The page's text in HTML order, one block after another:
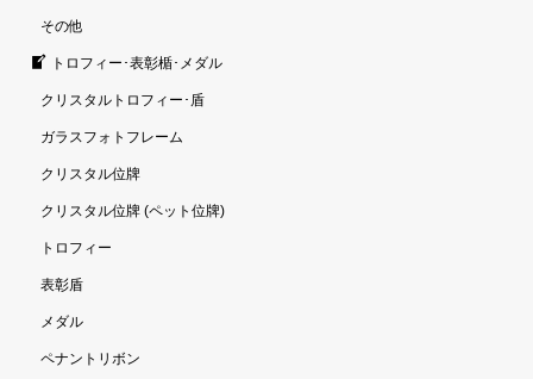
その他
トロフィー･表彰楯･メダル
クリスタルトロフィー･盾
ガラスフォトフレーム
クリスタル位牌
クリスタル位牌 (ペット位牌)
トロフィー
表彰盾
メダル
ペナントリボン